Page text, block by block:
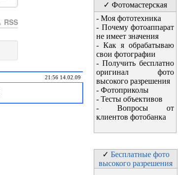
RSS
21:56 14.02.09
✓ Фотомастерская
- Моя фототехника
- Почему фотоаппарат
не имеет значения
- Как я обрабатываю
свои фотографии
- Получить бесплатно
оригинал фото
высокого разрешения
- Фотоприколы
- Тесты объективов
- Вопросы от
клиентов фотобанка
✓ Бесплатные фото
высокого разрешения